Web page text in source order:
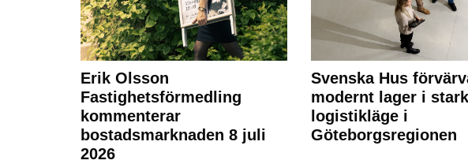
Erik Olsson
Fastighetsförmedling
kommenterar
bostadsmarknaden 8 juli
2026
Svenska Hus
modernt lager i
logistikläge i
Göteborgsregionen